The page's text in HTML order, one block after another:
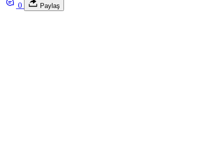
0 Paylaş